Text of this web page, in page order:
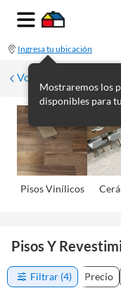
Ingresa tu ubicación
Mostraremos los
disponibles para
Volver
Pisos Viní­licos
Pisos Y
Filtrar (4) Precio